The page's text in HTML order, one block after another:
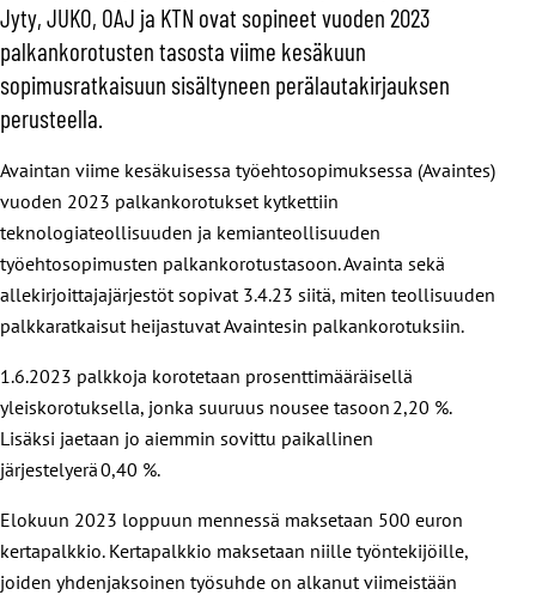
Jyty, JUKO, OAJ ja KTN ovat sopineet vuoden 2023
palkankorotusten tasosta viime kesäkuun
sopimusratkaisuun sisältyneen perälautakirjauksen
perusteella.
Avaintan viime kesäkuisessa työehtosopimuksessa (Avaintes)
vuoden 2023 palkankorotukset kytkettiin
teknologiateollisuuden ja kemianteollisuuden
työehtosopimusten palkankorotustasoon. Avainta sekä
allekirjoittajajärjestöt sopivat 3.4.23 siitä, miten teollisuuden
palkkaratkaisut heijastuvat Avaintesin palkankorotuksiin.
1.6.2023​ palkkoja korotetaan prosenttimääräisellä
yleiskorotuksella, jonka suuruus nousee tasoon 2,20 %.
Lisäksi jaetaan jo aiemmin sovittu paikallinen
järjestelyerä 0,40 %​.
Elokuun 2023 loppuun mennessä maksetaan 500 euron
kertapalkkio. Kertapalkkio maksetaan niille työntekijöille,
joiden yhdenjaksoinen työsuhde on alkanut viimeistään